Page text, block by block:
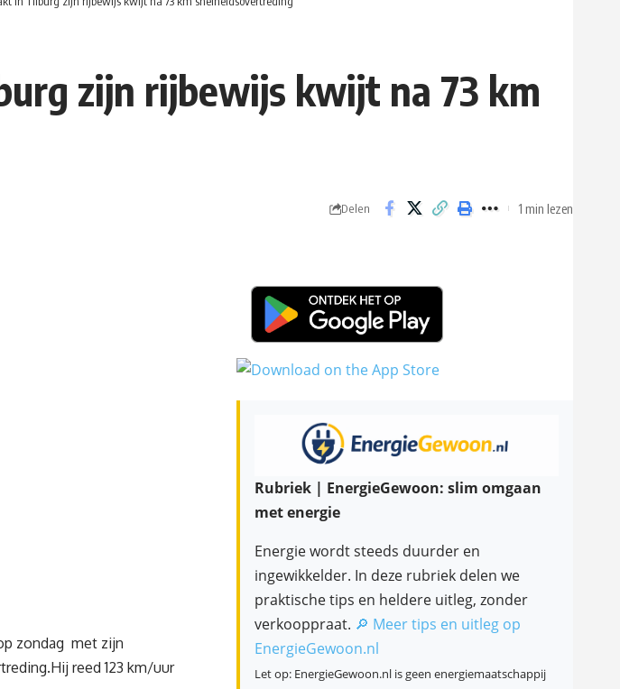
zijn rijbewijs kwijt na 73 km
Delen 1 min lezen
zondag met zijn
reed 123 km/uur
Rubriek | EnergieGewoon: slim omgaan
met energie
Energie wordt steeds duurder en
ingewikkelder. In deze rubriek delen we
praktische tips en heldere uitleg, zonder
verkooppraat. 🔎 Meer tips en uitleg op
EnergieGewoon.nl
Let op: EnergieGewoon.nl is geen energiemaatschappij